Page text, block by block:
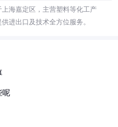
海嘉定区，主营塑料等化工产
进出口及技术全方位服务。
呢